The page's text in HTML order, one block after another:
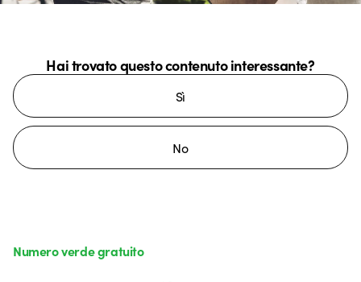
Hai trovato questo contenuto interessante?
Sì
No
Numero verde gratuito